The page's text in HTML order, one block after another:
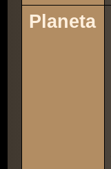
Planeta